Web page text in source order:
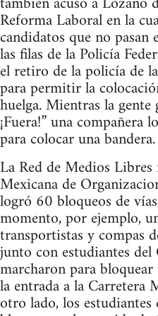
Reforma Laboral en la
candidatos que no
las filas de la Policía
el retiro de la policía de
para permitir la
huelga. Mientras la gente
¡Fuera!” una compañera
para colocar una bandera.
La Red de Medios
Mexicana de
logró 60 bloqueos de
momento, por ejemplo,
transportistas y compas
junto con estudiantes
marcharon para
la entrada a la Carretera
otro lado, los